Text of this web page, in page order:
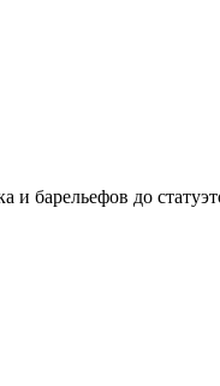
барельефов до